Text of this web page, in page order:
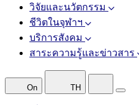
วิจัยและนวัตกรรม
ชีวิตในจุฬาฯ
บริการสังคม
สาระความรู้และข่าวสาร
On TH